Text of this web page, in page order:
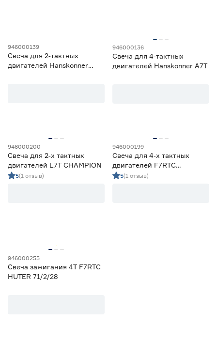
946000139
Свеча для 2‑тактных
двигателей Hanskonner
946000136
Свеча для 4‑тактных
двигателей Hanskonner A7T
946000200
Свеча для 2‑х тактных
двигателей L7T CHAMPION
5(1 отзыв)
946000199
Свеча для 4‑х тактных
двигателей F7RTC
CHAMPION
5(1 отзыв)
946000255
Свеча зажигания 4T F7RTC
HUTER 71/2/28